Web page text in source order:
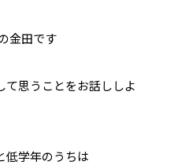
金田です
思うことをお話ししよ
低学年のうちは